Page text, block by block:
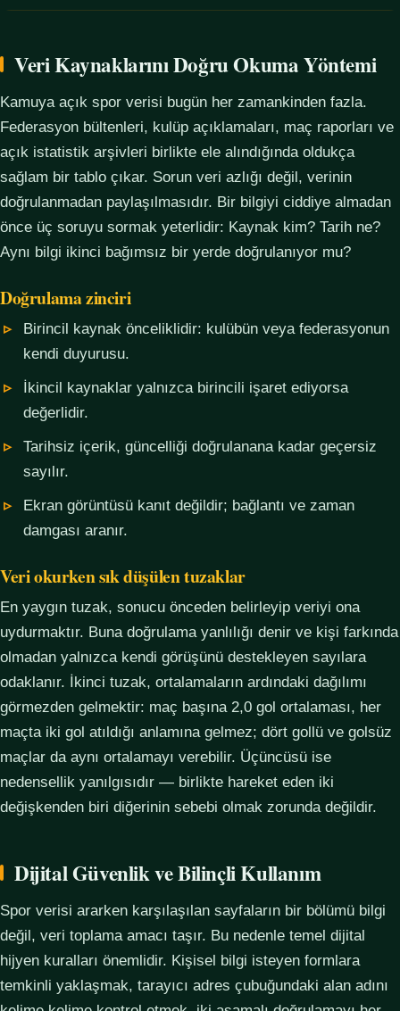
Veri Kaynaklarını Doğru Okuma Yöntemi
Kamuya açık spor verisi bugün her zamankinden fazla.
Federasyon bültenleri, kulüp açıklamaları, maç raporları ve
açık istatistik arşivleri birlikte ele alındığında oldukça
sağlam bir tablo çıkar. Sorun veri azlığı değil, verinin
doğrulanmadan paylaşılmasıdır. Bir bilgiyi ciddiye almadan
önce üç soruyu sormak yeterlidir: Kaynak kim? Tarih ne?
Aynı bilgi ikinci bağımsız bir yerde doğrulanıyor mu?
Doğrulama zinciri
Birincil kaynak önceliklidir: kulübün veya federasyonun
kendi duyurusu.
İkincil kaynaklar yalnızca birincili işaret ediyorsa
değerlidir.
Tarihsiz içerik, güncelliği doğrulanana kadar geçersiz
sayılır.
Ekran görüntüsü kanıt değildir; bağlantı ve zaman
damgası aranır.
Veri okurken sık düşülen tuzaklar
En yaygın tuzak, sonucu önceden belirleyip veriyi ona
uydurmaktır. Buna doğrulama yanlılığı denir ve kişi farkında
olmadan yalnızca kendi görüşünü destekleyen sayılara
odaklanır. İkinci tuzak, ortalamaların ardındaki dağılımı
görmezden gelmektir: maç başına 2,0 gol ortalaması, her
maçta iki gol atıldığı anlamına gelmez; dört gollü ve golsüz
maçlar da aynı ortalamayı verebilir. Üçüncüsü ise
nedensellik yanılgısıdır — birlikte hareket eden iki
değişkenden biri diğerinin sebebi olmak zorunda değildir.
Dijital Güvenlik ve Bilinçli Kullanım
Spor verisi ararken karşılaşılan sayfaların bir bölümü bilgi
değil, veri toplama amacı taşır. Bu nedenle temel dijital
hijyen kuralları önemlidir. Kişisel bilgi isteyen formlara
temkinli yaklaşmak, tarayıcı adres çubuğundaki alan adını